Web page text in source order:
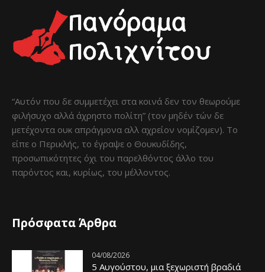
“Αυτόν που δε συμμετέχει στα κοινά δεν τον θεωρούμε
φιλήσυχο αλλά άχρηστο πολίτη” (τον μηδέν τών δε
μετέχοντα ουκ απράγμονα αλλ αχρείον νομίζομεν). Το
είπε ο Περικλής, το έγραψε ο Θουκυδίδης,
προσωπικότητες όχι του παρελθόντος άλλο του
παρόντος και, κυρίως, του μέλλοντος.
Πρόσφατα Άρθρα
04/08/2026
5 Αυγούστου, μια ξεχωριστή βραδιά